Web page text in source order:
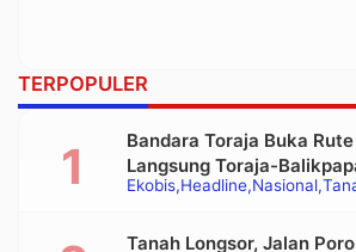
TERPOPULER
Ekobis Headline Nasional
Bandara Toraja Buka
Langsung Toraja-
Tanah Longsor, Jalan